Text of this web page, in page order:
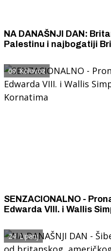
NA DANAŠNJI DAN:
Palestinu i najbogatiji
09. Kolovoz
SENZACIONALNO -
Edwarda VIII. i Wallis
24. Lipanj